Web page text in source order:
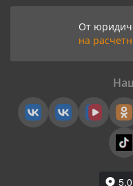
От
на